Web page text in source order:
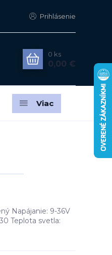
Prihlásenie
0 ks
0,00 €
Viac
Napájanie: 9-36V
Teplota svetla: